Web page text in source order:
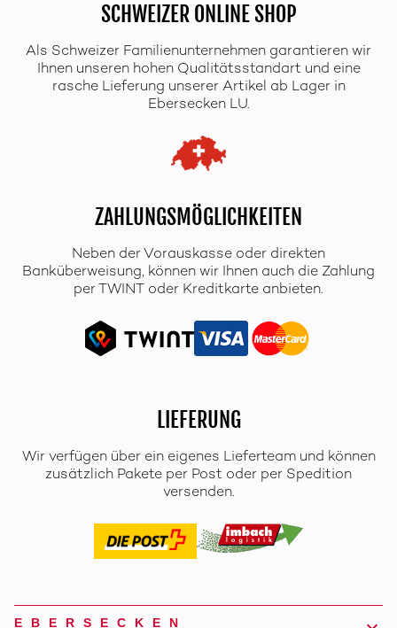
SCHWEIZER ONLINE SHOP
Als Schweizer Familienunternehmen garantieren wir
Ihnen unseren hohen Qualitätsstandart und eine
rasche Lieferung unserer Artikel ab Lager in
Ebersecken LU.
ZAHLUNGSMÖGLICHKEITEN
Neben der Vorauskasse oder direkten
Banküberweisung, können wir Ihnen auch die Zahlung
per TWINT oder Kreditkarte anbieten.
LIEFERUNG
Wir verfügen über ein eigenes Lieferteam und können
zusätzlich Pakete per Post oder per Spedition
versenden.
EBERSECKEN